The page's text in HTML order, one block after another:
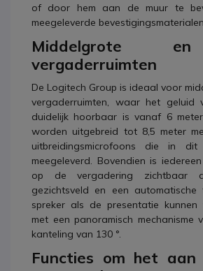
of door hem aan de muur te
meegeleverde
Middelgrote
vergaderruimten
De Logitech Group is ideaal voor
vergaderruimten, waar het geluid
duidelijk hoorbaar is vanaf 6
worden uitgebreid tot 8,5 meter
uitbreidingsmicrofoons die in
meegeleverd. Bovendien is
op de vergadering zichtbaar
gezichtsveld en een
spreker als de presentatie kunnen
met een panoramisch mechanisme
kanteling van 130 °.
Functies om het aan